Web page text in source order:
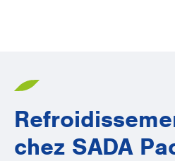
chez SADA